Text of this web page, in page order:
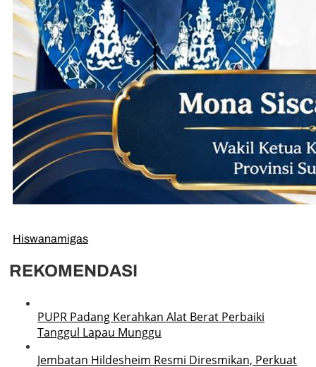
Hiswanamigas
REKOMENDASI
PUPR Padang Kerahkan Alat Berat Perbaiki
Tanggul Lapau Munggu
Jembatan Hildesheim Resmi Diresmikan, Perkuat